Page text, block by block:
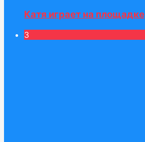
Катя играет на площадке
3